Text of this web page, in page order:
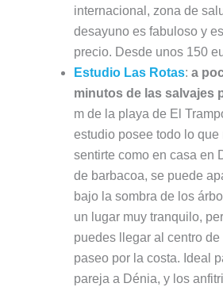
internacional, zona de
desayuno es fabuloso y
precio. Desde unos 150
Estudio Las Rotas: a
minutos de las salvajes
m de la playa de El
estudio posee todo lo que
sentirte como en casa en
de barbacoa, se puede
bajo la sombra de los
un lugar muy tranquilo,
puedes llegar al centro
paseo por la costa. Ideal
pareja a Dénia, y los